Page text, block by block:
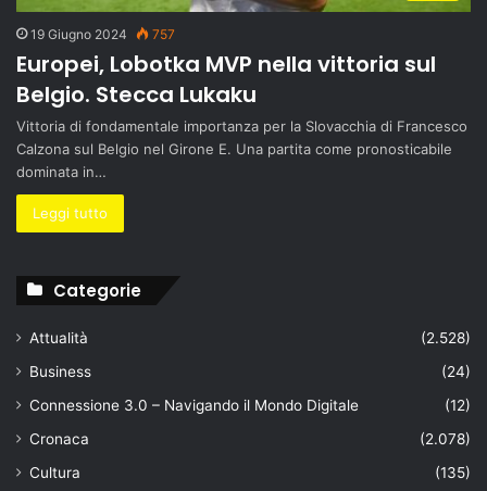
19 Giugno 2024 757
Europei, Lobotka MVP nella vittoria sul
Belgio. Stecca Lukaku
Vittoria di fondamentale importanza per la Slovacchia di Francesco
Calzona sul Belgio nel Girone E. Una partita come pronosticabile
dominata in…
Leggi tutto
Categorie
Attualità
(2.528)
Business
(24)
Connessione 3.0 – Navigando il Mondo Digitale
(12)
Cronaca
(2.078)
Cultura
(135)